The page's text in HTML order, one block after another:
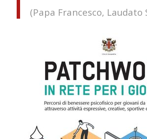
(Papa Francesco, Laudato